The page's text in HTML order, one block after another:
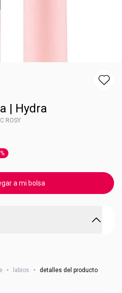
| Hydra
ROSY
-35%
a mi bolsa
• labios • detalles del producto